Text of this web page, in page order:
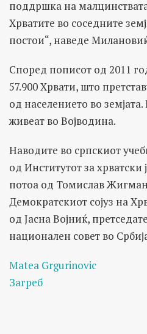
поддршка на
Хрватите во соседните
постои“, наведе
Според пописот од 2011
57.900 Хрвати, што
од населението во
живеат во Војводина.
Наводите во српскиот
од Институтот за хрватски
потоа од Томислав
Демократскиот сојуз на
од Јасна Војниќ,
национален совет во
Matea Grgurinovic
Загреб